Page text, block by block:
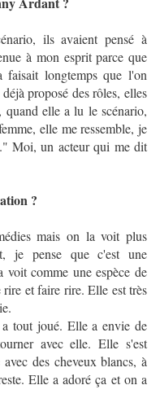
ils avaient pensé à
à mon esprit parce que
faisait longtemps que l'on
proposé des rôles, elles
quand elle a lu le scénario,
elle me ressemble, je
Moi, un acteur qui me dit
?
mais on la voit plus
je pense que c'est une
comme une espèce de
et faire rire. Elle est très
tout joué. Elle a envie de
avec elle. Elle s'est
des cheveux blancs, à
Elle a adoré ça et on a